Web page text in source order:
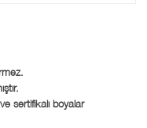
sertifikalı boyalar